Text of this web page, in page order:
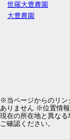
世羅大豊農園
大豊農園
※当ページからのリン
ありません ※位置情報
現在の所在地と異な
ご確認ください。